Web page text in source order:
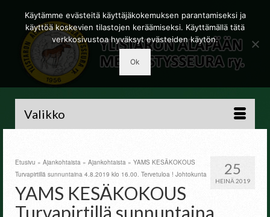
Valikko
25
HEINÄ 2019
Etusivu » Ajankohtaista » Ajankohtaista » YAMS KESÄKOKOUS
Turvapirtillä sunnuntaina 4.8.2019 klo 16.00. Tervetuloa ! Johtokunta
YAMS KESÄKOKOUS
Turvapirtillä sunnuntaina
Käytämme evästeitä käyttäjäkokemuksen parantamiseksi ja
käyttöä koskevien tilastojen keräämiseksi. Käyttämällä tätä
verkkosivustoa hyväksyt evästeiden käytön.
Ok